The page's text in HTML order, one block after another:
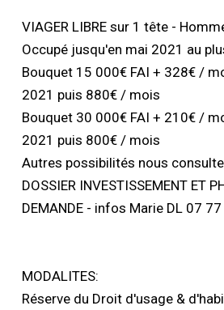
VIAGER LIBRE sur 1 tête -
Occupé jusqu'en mai 2021 au
Bouquet 15 000€ FAI + 328€ /
2021 puis 880€ / mois
Bouquet 30 000€ FAI + 210€ /
2021 puis 800€ / mois
Autres possibilités nous
DOSSIER INVESTISSEMENT ET
DEMANDE - infos Marie DL 07
MODALITES:
Réserve du Droit d'usage &